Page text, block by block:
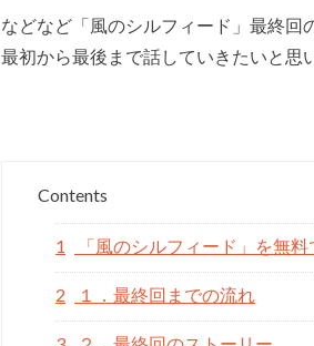
などなど「風のシルフィード」最終回
最初から最後まで話していきたいと思
Contents
1 「風のシルフィード」を無
2 １．最終回までの流れ